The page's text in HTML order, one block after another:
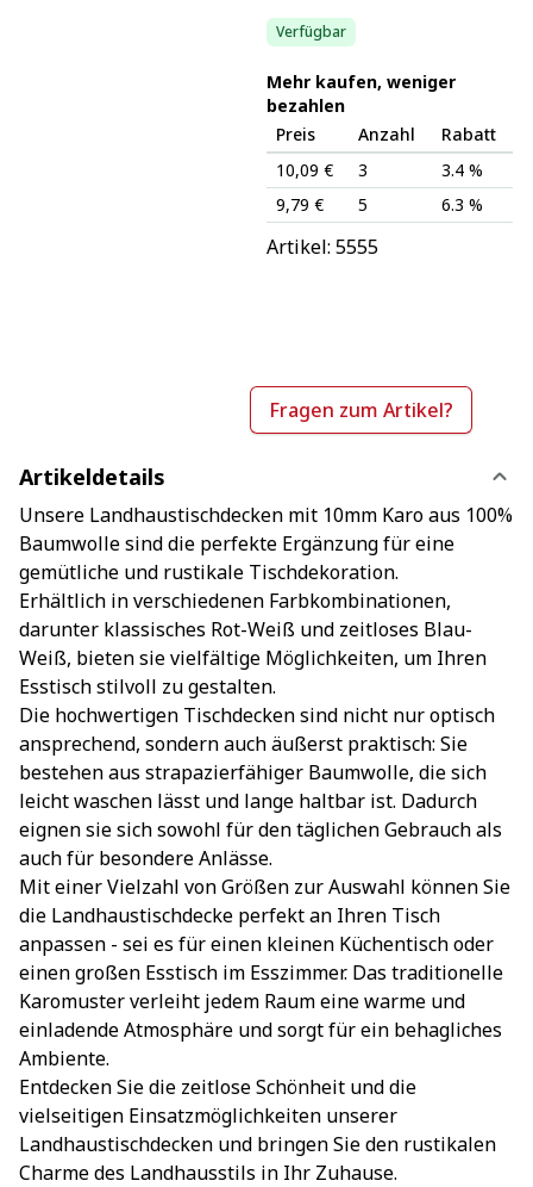
Verfügbar
Mehr kaufen, weniger
bezahlen
Preis
Anzahl
Rabatt
10,09 €
3
3.4 %
9,79 €
5 6.3 %
Artikel: 5555
Fragen zum Artikel?
Artikeldetails
Unsere Landhaustischdecken mit 10mm Karo aus 100%
Baumwolle sind die perfekte Ergänzung für eine
gemütliche und rustikale Tischdekoration.
Erhältlich in verschiedenen Farbkombinationen,
darunter klassisches Rot-Weiß und zeitloses Blau-
Weiß, bieten sie vielfältige Möglichkeiten, um Ihren
Esstisch stilvoll zu gestalten.
Die hochwertigen Tischdecken sind nicht nur optisch
ansprechend, sondern auch äußerst praktisch: Sie
bestehen aus strapazierfähiger Baumwolle, die sich
leicht waschen lässt und lange haltbar ist. Dadurch
eignen sie sich sowohl für den täglichen Gebrauch als
auch für besondere Anlässe.
Mit einer Vielzahl von Größen zur Auswahl können Sie
die Landhaustischdecke perfekt an Ihren Tisch
anpassen - sei es für einen kleinen Küchentisch oder
einen großen Esstisch im Esszimmer. Das traditionelle
Karomuster verleiht jedem Raum eine warme und
einladende Atmosphäre und sorgt für ein behagliches
Ambiente.
Entdecken Sie die zeitlose Schönheit und die
vielseitigen Einsatzmöglichkeiten unserer
Landhaustischdecken und bringen Sie den rustikalen
Charme des Landhausstils in Ihr Zuhause.